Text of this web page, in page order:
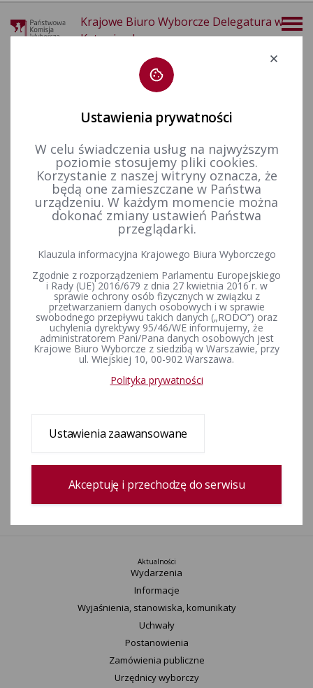
Krajowe Biuro Wyborcze Delegatura w
Katowicach
Wybory samorządowe i referenda lokalne Wybory i referenda w toku kadencji
Kadencja 2006-2010
Zmiany w składach
Zestawienie wygaszonych i obsadzonych mandatów radnych
w gminach pow. 20 tys. mieszkańców w toku kadencji 2006-
Zestawienie wygaszonych i obsadzonych mandatów radnych
Sejmiku Województwa Śląskiego w toku kadencji 2006-2010
Zestawienie wygaszonych i obsadzonych mandatów radnych
1
Aktualności
Wydarzenia
Informacje
Wyjaśnienia, stanowiska, komunikaty
Uchwały
Postanowienia
Zamówienia publiczne
Urzędnicy wyborczy
Ustawienia prywatności
W celu świadczenia usług na najwyższym
poziomie stosujemy pliki cookies.
Korzystanie z naszej witryny oznacza, że
będą one zamieszczane w Państwa
urządzeniu. W każdym momencie można
dokonać zmiany ustawień Państwa
przeglądarki.
Klauzula informacyjna Krajowego Biura Wyborczego
Zgodnie z rozporządzeniem Parlamentu Europejskiego
i Rady (UE) 2016/679 z dnia 27 kwietnia 2016 r. w
sprawie ochrony osób fizycznych w związku z
przetwarzaniem danych osobowych i w sprawie
swobodnego przepływu takich danych („RODO”) oraz
uchylenia dyrektywy 95/46/WE informujemy, że
administratorem Pani/Pana danych osobowych jest
Krajowe Biuro Wyborcze z siedzibą w Warszawie, przy
ul. Wiejskiej 10, 00-902 Warszawa.
Polityka prywatności
Ustawienia zaawansowane
Akceptuję i przechodzę do serwisu